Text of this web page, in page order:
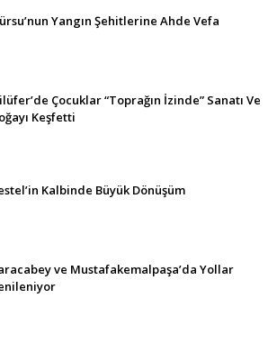
Yangın Şehitlerine Ahde Vefa
Çocuklar “Toprağın İzinde” Sanatı Ve
Keşfetti
Kalbinde Büyük Dönüşüm
ve Mustafakemalpaşa’da Yollar